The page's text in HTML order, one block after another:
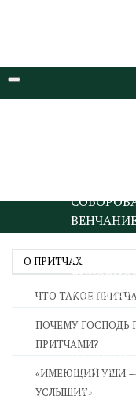
МОЛИТВА
ПОСТ
ВОЙНА СО
СВЯТЫНИ
О ПРИТЧАХ
ЧТО ТАКОЕ
ПОЧЕМУ ГОСПОДЬ
ПРИТЧАМИ?
«ИМЕЮЩИЙ УШИ
УСЛЫШИТ»